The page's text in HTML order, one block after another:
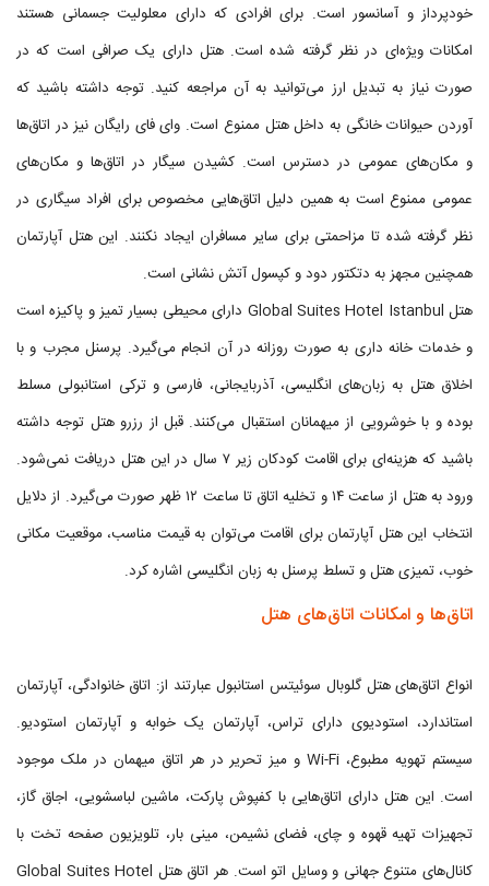
خودپرداز و آسانسور است. برای افرادی که دارای معلولیت جسمانی هستند
امکانات ویژه‌ای در نظر گرفته شده است. هتل دارای یک صرافی است که در
صورت نیاز به تبدیل ارز می‌توانید به آن مراجعه کنید. توجه داشته باشید که
آوردن حیوانات خانگی به داخل هتل ممنوع است. وای فای رایگان نیز در اتاق‌ها
و مکان‌های عمومی در دسترس است. کشیدن سیگار در اتاق‌ها و مکان‌های
عمومی ممنوع است به همین دلیل اتاق‌هایی مخصوص برای افراد سیگاری در
نظر گرفته شده تا مزاحمتی برای سایر مسافران ایجاد نکنند. این هتل آپارتمان
همچنین مجهز به دتکتور دود و کپسول آتش نشانی است.
هتل Global Suites Hotel Istanbul دارای محیطی بسیار تمیز و پاکیزه است
و خدمات خانه داری به صورت روزانه در آن انجام می‌گیرد. پرسنل مجرب و با
اخلاق هتل به زبان‌های انگلیسی، آذربایجانی، فارسی و ترکی استانبولی مسلط
بوده و با خوشرویی از میهمانان استقبال می‌کنند. قبل از رزرو هتل توجه داشته
باشید که هزینه‌ای برای اقامت کودکان زیر ۷ سال در این هتل دریافت نمی‌شود.
ورود به هتل از ساعت ۱۴ و تخلیه اتاق تا ساعت ۱۲ ظهر صورت می‌گیرد. از دلایل
انتخاب این هتل آپارتمان برای اقامت می‌توان به قیمت مناسب، موقعیت مکانی
خوب، تمیزی هتل و تسلط پرسنل به زبان انگلیسی اشاره کرد.
اتاق‌ها و امکانات اتاق‌های هتل
انواع اتاق‌های هتل گلوبال سوئیتس استانبول عبارتند از: اتاق خانوادگی، آپارتمان
استاندارد، استودیوی دارای تراس، آپارتمان یک خوابه و آپارتمان استودیو.
سیستم تهویه مطبوع، Wi-Fi و میز تحریر در هر اتاق میهمان در ملک موجود
است. این هتل دارای اتاق‌هایی با کفپوش پارکت، ماشین لباسشویی، اجاق گاز،
تجهیزات تهیه قهوه و چای، فضای نشیمن، مینی بار، تلویزیون صفحه تخت با
کانال‌های متنوع جهانی و وسایل اتو است. هر اتاق هتل Global Suites Hotel